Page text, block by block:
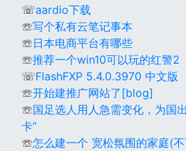
☏aardio下载
☏写个私有云笔记事本
☏日本电商平台有哪些
☏推荐一个win10可以玩的红警2
☏FlashFXP 5.4.0.3970 中文版
☏开始建推广网站了[blog]
☏国足选人用人急需变化，为国
卡”
☏怎么建一个 宽松氛围的家庭(